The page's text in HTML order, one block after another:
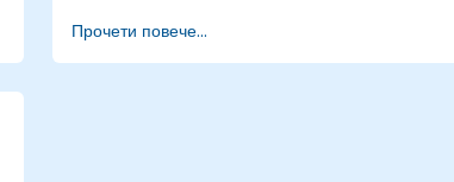
Интегрират съвременни NLG модели като
GPT-3 в рамки за чатботове.
Прочети повече...